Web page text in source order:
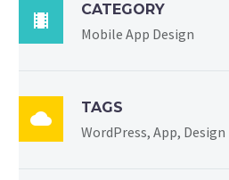

CATEGORY
Mobile App Design

TAGS
WordPress, App, Design